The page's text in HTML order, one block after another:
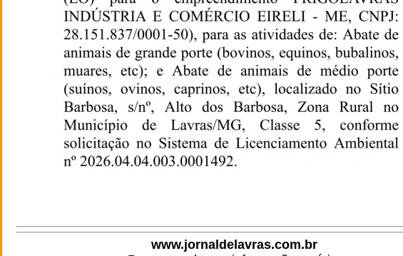
www.jornaldelavras.com.br